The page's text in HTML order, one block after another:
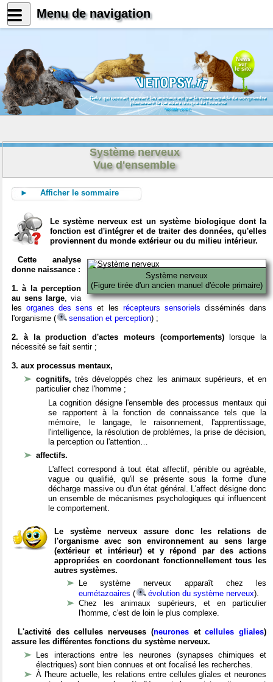
News
sur
le site
Celui qui connait vraiment les animaux est par là même capable de comprendre
pleinement le caractère unique de l'homme
Konrad Lorenz
Système nerveux
Vue d'ensemble
► Afficher le sommaire
Le système nerveux est un système biologique dont la
fonction est d'intégrer et de traiter des données, qu'elles
proviennent du monde extérieur ou du milieu intérieur.
Système nerveux
(Figure tirée d'un ancien manuel d'école primaire)
Cette analyse
donne naissance :
1. à la perception
au sens large, via
lesorganes des sens et les récepteurs sensoriels disséminés dans
l'organisme (
sensation et perception) ;
2. à la production d'actes moteurs (comportements)lorsque la
nécessité se fait sentir ;
3. aux processus mentaux,
cognitifs,très développés chez les animaux supérieurs, et en
particulier chez l'homme ;
La cognition désigne l'ensemble des processus mentaux qui
se rapportent à la fonction de connaissance tels que la
mémoire, le langage, le raisonnement, l'apprentissage,
l'intelligence, la résolution de problèmes, la prise de décision,
la perception ou l'attention…
affectifs.
L'affect correspond à tout état affectif, pénible ou agréable,
vague ou qualifié, qu'il se présente sous la forme d'une
décharge massive ou d'un état général. L'affect désigne donc
un ensemble de mécanismes psychologiques qui influencent
le comportement.
Le système nerveux assure donc les relations de
l'organisme avec son environnement au sens large
(extérieur et intérieur) et y répond par des actions
appropriées en coordonant fonctionnellement tous les
autres systèmes.
Le système nerveux apparaît chez les
eumétazoaires ( évolution du système nerveux).
Chez les animaux supérieurs, et en particulier
l'homme, c'est de loin le plus complexe.
L'activité des cellules nerveuses (neuronesetcellules gliales)
assure les différentes fonctions du système nerveux.
Les interactions entre les neurones (synapses chimiques et
électriques) sont bien connues et ont focalisé les recherches.
À l'heure actuelle, les relations entre cellules gliales et neurones
Menu de navigation